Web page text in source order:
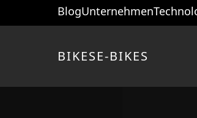
BlogUnternehmen
BIKESE-BIKES